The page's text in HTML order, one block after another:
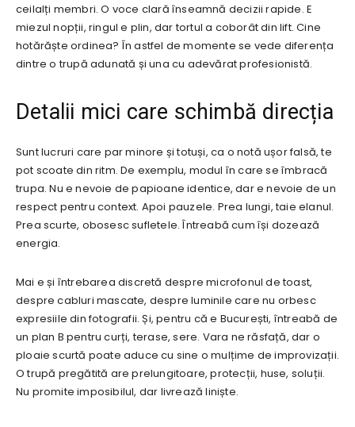
ceilalți membri. O voce clară înseamnă decizii rapide. E
miezul nopții, ringul e plin, dar tortul a coborât din lift. Cine
hotărăște ordinea? În astfel de momente se vede diferența
dintre o trupă adunată și una cu adevărat profesionistă.
Detalii mici care schimbă direcția
Sunt lucruri care par minore și totuși, ca o notă ușor falsă, te
pot scoate din ritm. De exemplu, modul în care se îmbracă
trupa. Nu e nevoie de papioane identice, dar e nevoie de un
respect pentru context. Apoi pauzele. Prea lungi, taie elanul.
Prea scurte, obosesc sufletele. Întreabă cum își dozează
energia.
Mai e și întrebarea discretă despre microfonul de toast,
despre cabluri mascate, despre luminile care nu orbesc
expresiile din fotografii. Și, pentru că e București, întreabă de
un plan B pentru curți, terase, sere. Vara ne răsfață, dar o
ploaie scurtă poate aduce cu sine o mulțime de improvizații.
O trupă pregătită are prelungitoare, protecții, huse, soluții.
Nu promite imposibilul, dar livrează liniște.